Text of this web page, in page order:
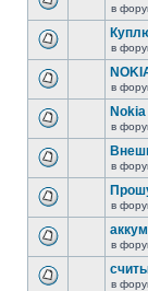
в
в
в
в
в
в
в
в